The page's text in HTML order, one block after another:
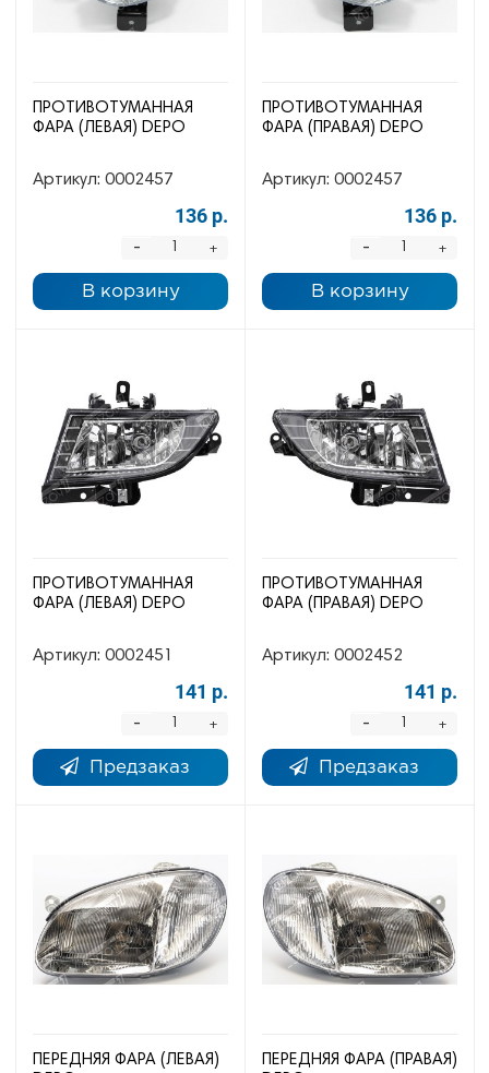
ПРОТИВОТУМАННАЯ
ФАРА (ЛЕВАЯ) DEPO
Артикул: 0002457
136 р.
+
-
В корзину
ПРОТИВОТУМАННАЯ
ФАРА (ПРАВАЯ) DEPO
Артикул: 0002457
136 р.
+
-
В корзину
ПРОТИВОТУМАННАЯ
ФАРА (ЛЕВАЯ) DEPO
Артикул: 0002451
141 р.
+
-
Предзаказ
ПРОТИВОТУМАННАЯ
ФАРА (ПРАВАЯ) DEPO
Артикул: 0002452
141 р.
+
-
Предзаказ
ПЕРЕДНЯЯ ФАРА (ЛЕВАЯ)
ПЕРЕДНЯЯ ФАРА (ПРАВАЯ)